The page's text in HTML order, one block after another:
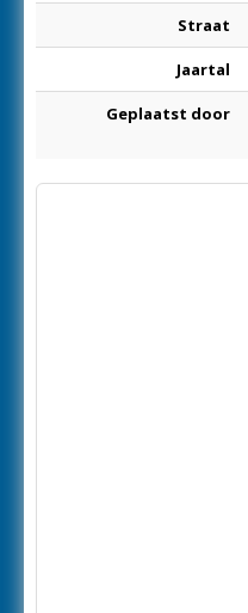
Straat
Jaartal
Geplaatst door